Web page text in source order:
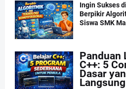
Ingin Sukses
Berpikir
Siswa SMK
Panduan
C++: 5
Dasar